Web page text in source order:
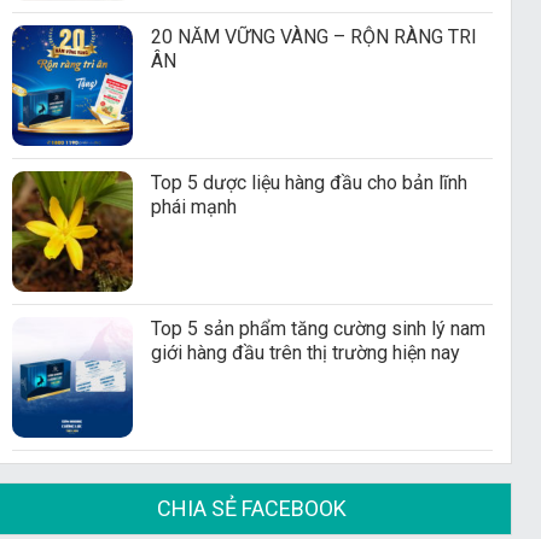
20 NĂM VỮNG VÀNG – RỘN RÀNG TRI
ÂN
Top 5 dược liệu hàng đầu cho bản lĩnh
phái mạnh
Top 5 sản phẩm tăng cường sinh lý nam
giới hàng đầu trên thị trường hiện nay
CHIA SẺ FACEBOOK